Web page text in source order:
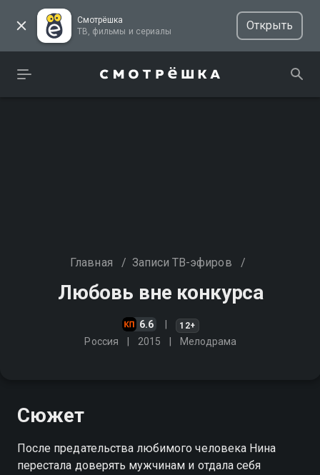
Смотрёшка
ТВ, фильмы и сериалы
Открыть
Главная / Записи ТВ-эфиров /
Любовь вне конкурса
6.6 12+
Россия 2015 Мелодрама
Сюжет
После предательства любимого человека Нина
перестала доверять мужчинам и отдала себя